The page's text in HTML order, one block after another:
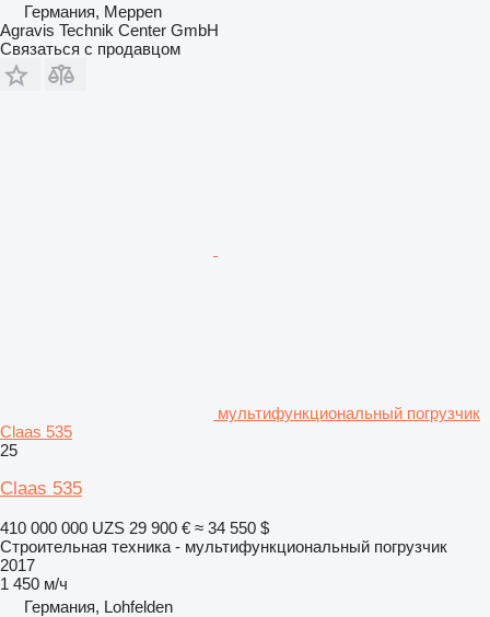
Германия, Meppen
Agravis Technik Center GmbH
Связаться с продавцом
мультифункциональный погрузчик
Claas 535
25
Claas 535
410 000 000 UZS 29 900 € ≈ 34 550 $
Строительная техника - мультифункциональный погрузчик
2017
1 450 м/ч
Германия, Lohfelden